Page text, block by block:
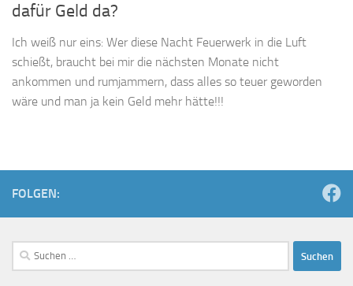
dafür Geld da?
Ich weiß nur eins: Wer diese Nacht Feuerwerk in die Luft
schießt, braucht bei mir die nächsten Monate nicht
ankommen und rumjammern, dass alles so teuer geworden
wäre und man ja kein Geld mehr hätte!!!
FOLGEN:
Suchen
nach: